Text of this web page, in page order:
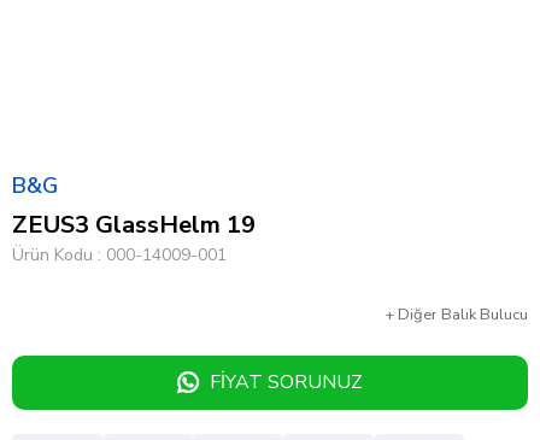
B&G
ZEUS3 GlassHelm 19
Ürün Kodu 000-14009-001
+ Diğer Balık Bulucu
FIYAT SORUNUZ